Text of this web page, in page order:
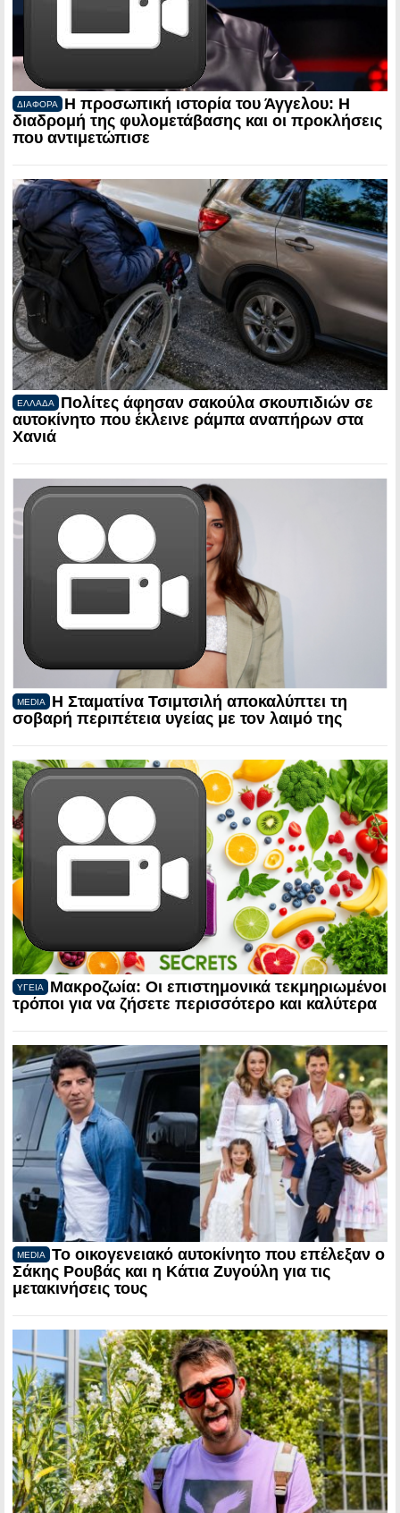
ΔΙΑΦΟΡΑ
Η προσωπική ιστορία του Άγγελου: Η
διαδρομή της φυλομετάβασης και οι προκλήσεις
που αντιμετώπισε
ΕΛΛΑΔΑ
Πολίτες άφησαν σακούλα σκουπιδιών σε
αυτοκίνητο που έκλεινε ράμπα αναπήρων στα
Χανιά
MEDIA
Η Σταματίνα Τσιμτσιλή αποκαλύπτει τη
σοβαρή περιπέτεια υγείας με τον λαιμό της
ΥΓΕΙΑ
Μακροζωία: Οι επιστημονικά τεκμηριωμένοι
τρόποι για να ζήσετε περισσότερο και καλύτερα
MEDIA
Το οικογενειακό αυτοκίνητο που επέλεξαν ο
Σάκης Ρουβάς και η Κάτια Ζυγούλη για τις
μετακινήσεις τους